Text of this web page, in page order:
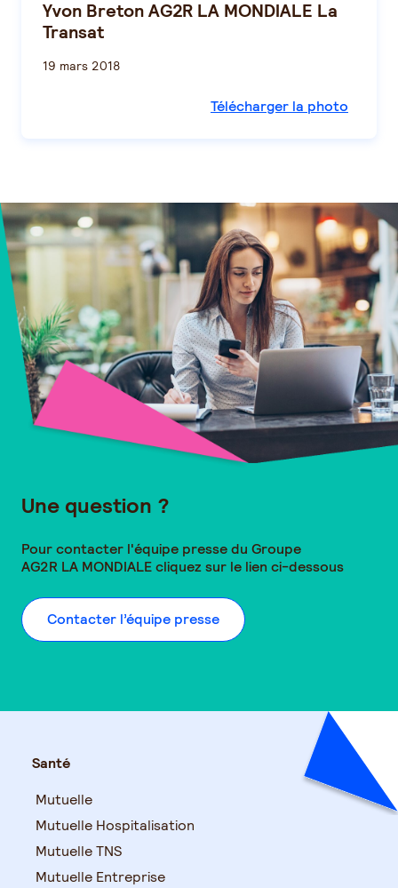
Yvon Breton AG2R LA MONDIALE La
Transat
19 mars 2018
Télécharger la photo
Une question ?
Pour contacter l'équipe presse du Groupe
AG2R LA MONDIALEcliquez sur le lien ci-dessous
Contacter l’équipe presse
Santé
Mutuelle
Mutuelle Hospitalisation
Mutuelle TNS
Mutuelle Entreprise